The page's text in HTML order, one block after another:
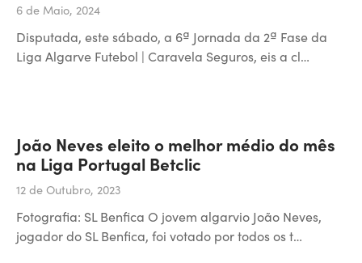
6 de Maio, 2024
Disputada, este sábado, a 6ª Jornada da 2ª Fase da
Liga Algarve Futebol | Caravela Seguros, eis a cl…
João Neves eleito o melhor médio do mês
na Liga Portugal Betclic
12 de Outubro, 2023
Fotografia: SL Benfica O jovem algarvio João Neves,
jogador do SL Benfica, foi votado por todos os t…